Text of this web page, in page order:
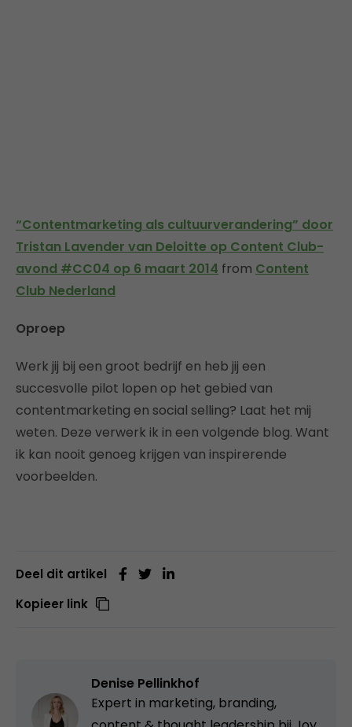
“Contentmarketing als cultuurverandering” door
Tristan Lavender van Deloitte op Content Club-
avond #CC04 op 6 maart 2014 from Content
Club Nederland
Oproep
Werk jij bij een groot bedrijf en heb jij een
succesvolle pilot lopen op het gebied van
contentmarketing en social selling? Laat het mij
weten. Deze verwerk ik in een volgende blog. Want
ik kan nooit genoeg krijgen van inspirerende
voorbeelden.
Deel dit artikel
Kopieer link
Denise Pellinkhof
Expert in marketing, branding,